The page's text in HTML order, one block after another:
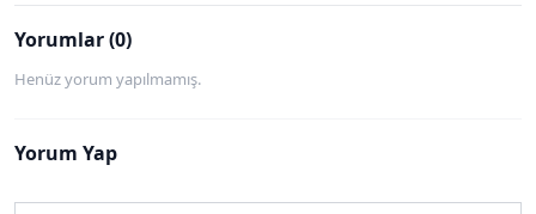
Yorumlar (0)
Henüz yorum yapılmamış.
Yorum Yap